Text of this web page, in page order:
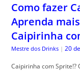
Como fazer
Aprenda
Caipirinha
Mestre dos Drinks | 20
Caipirinha com